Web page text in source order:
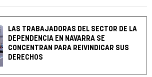
LAS TRABAJADORAS DEL SECTOR DE LA
DEPENDENCIA EN NAVARRA SE
CONCENTRAN PARA REIVINDICAR SUS
DERECHOS